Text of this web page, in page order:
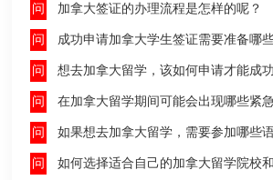
加拿大签证的办理流程是怎样的呢？
成功申请加拿大学生签证需要准备哪
想去加拿大留学，该如何申请才能成功拿到
在加拿大留学期间可能会出现哪些紧急情况，具体该如
如果想去加拿大留学，需要参加哪些语言考试，达
如何选择适合自己的加拿大留学院校